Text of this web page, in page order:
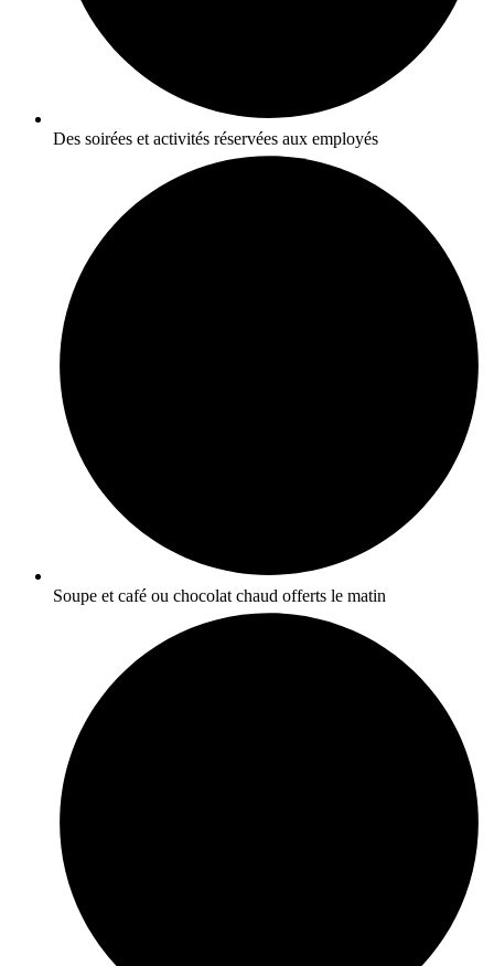
Des soirées et activités réservées aux employés
Soupe et café ou chocolat chaud offerts le matin